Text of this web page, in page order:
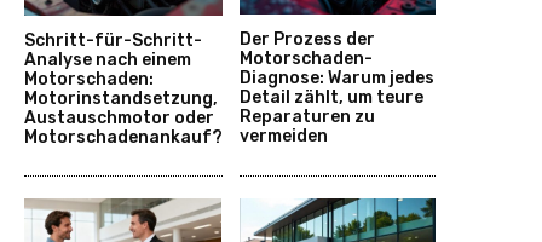
Schritt-für-Schritt-
Analyse nach einem
Motorschaden:
Motorinstandsetzung,
Austauschmotor oder
Motorschadenankauf?
Der Prozess der
Motorschaden-
Diagnose: Warum jedes
Detail zählt, um teure
Reparaturen zu
vermeiden